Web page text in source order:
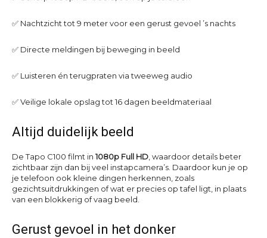
✅ Nachtzicht tot 9 meter voor een gerust gevoel ’s nachts
✅ Directe meldingen bij beweging in beeld
✅ Luisteren én terugpraten via tweeweg audio
✅ Veilige lokale opslag tot 16 dagen beeldmateriaal
Altijd duidelijk beeld
De Tapo C100 filmt in 1080p Full HD , waardoor details beter
zichtbaar zijn dan bij veel instapcamera’s. Daardoor kun je op
je telefoon ook kleine dingen herkennen, zoals
gezichtsuitdrukkingen of wat er precies op tafel ligt, in plaats
van een blokkerig of vaag beeld.
Gerust gevoel in het donker